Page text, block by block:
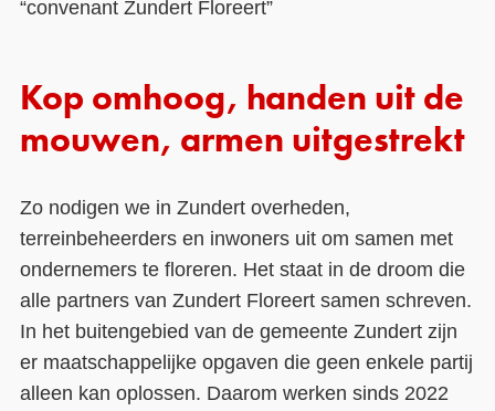
“convenant Zundert Floreert”
Kop omhoog, handen uit de
mouwen, armen uitgestrekt
Zo nodigen we in Zundert overheden,
terreinbeheerders en inwoners uit om samen met
ondernemers te floreren. Het staat in de droom die
alle partners van Zundert Floreert samen schreven.
In het buitengebied van de gemeente Zundert zijn
er maatschappelijke opgaven die geen enkele partij
alleen kan oplossen. Daarom werken sinds 2022